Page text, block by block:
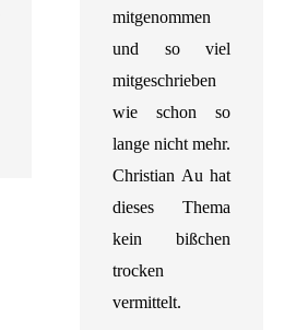
mitgenommen
und so viel
mitgeschrieben
wie schon so
lange nicht mehr.
Christian Au hat
dieses Thema
kein bißchen
trocken
vermittelt.